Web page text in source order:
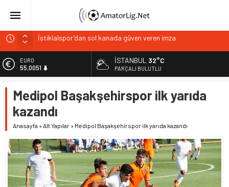
Paşabahçespor’da sportif direktörlük görevine Mehmet
İstanbul Gençlerbirliği hücum hattını güçlendirdi
Vardarspor teknik ekibiyle yola devam ediyor
Kuzeyin Kaplanları Kaygısız ile yeniden
İstiklalspor’dan sol kanada güven veren imza
EURO
55,0051
6.584,66
BİST
13.889,75
47,7046
İSTANBUL 32°C
PARÇALI BULUTLU
Medipol Başakşehirspor ilk yarıda
kazandı
Anasayfa »Alt Yapılar » Medipol Başakşehirspor ilk yarıda kazandı